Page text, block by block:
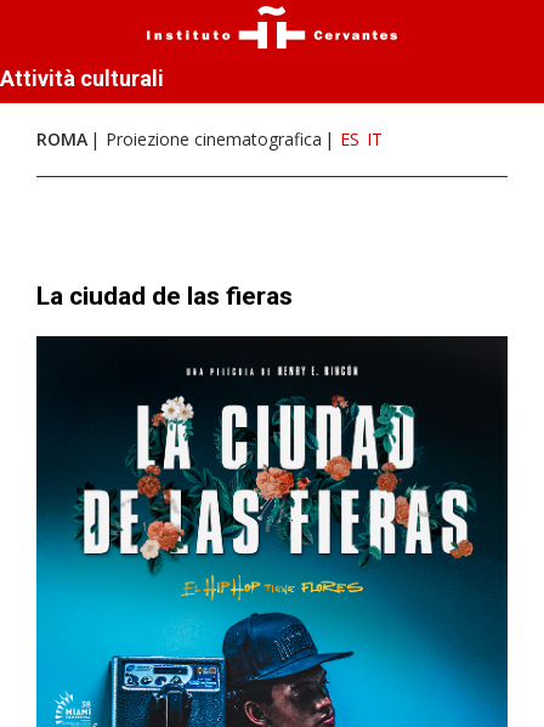
Attività culturali
ROMA Proiezione cinematografica ES IT
La ciudad de las fieras